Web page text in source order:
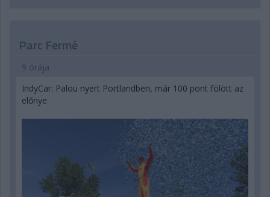
Parc Fermé
9 órája
IndyCar: Palou nyert Portlandben, már 100 pont fölött az
előnye